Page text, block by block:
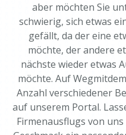
aber möchten Sie
schwierig, sich etwas
gefällt, da der eine
möchte, der andere
nächste wieder etwas
möchte. Auf
Anzahl verschiedener
auf unserem Portal.
Firmenausflugs von